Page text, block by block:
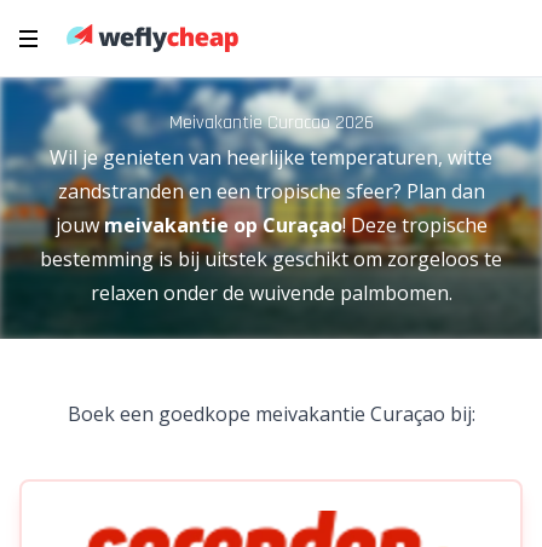
Meivakantie Curacao 2026
Wil je genieten van heerlijke temperaturen, witte
zandstranden en een tropische sfeer? Plan dan
jouwmeivakantie op Curaçao! Deze tropische
bestemming is bij uitstek geschikt om zorgeloos te
relaxen onder de wuivende palmbomen.
Boek een goedkope meivakantie Curaçao bij: